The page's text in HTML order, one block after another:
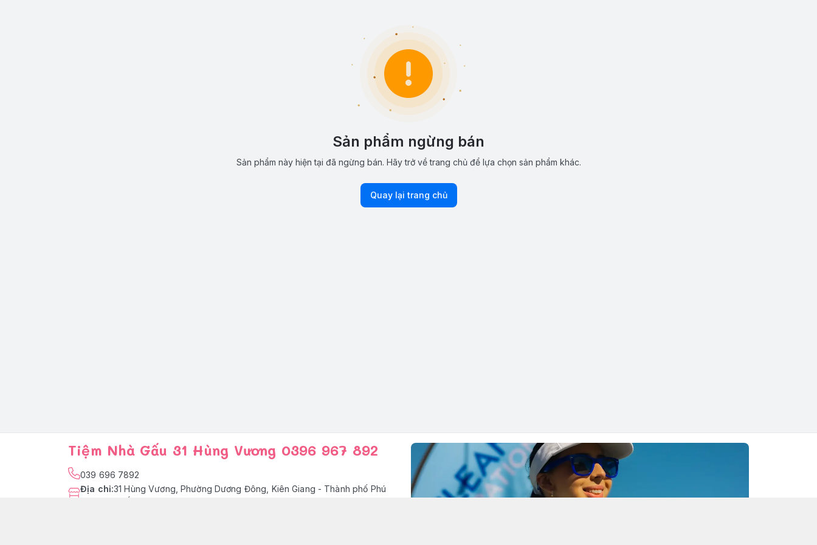
Sản phẩm ngừng bán
Sản phẩm này hiện tại đã ngừng bán. Hãy trở về trang chủ để lựa chọn sản phẩm khác.
Quay lại trang chủ
Tiệm Nhà Gấu 31 Hùng Vương 0396 967 892
039 696 7892
Địa chỉ:31 Hùng Vương, Phường Dương Đông, Kiên Giang - Thành phố Phú
Quốc